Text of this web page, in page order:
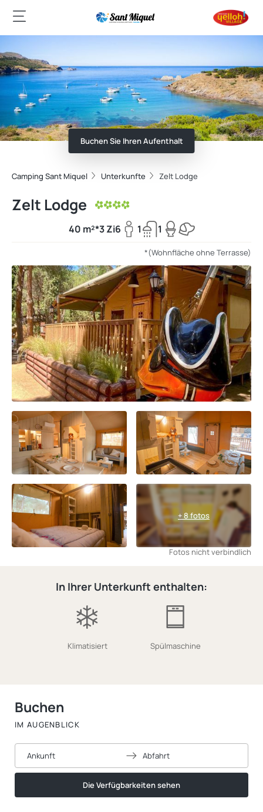
Buchen Sie Ihren Aufenthalt
Camping Sant Miquel Unterkunfte Zelt Lodge
Zelt Lodge
40 m²*3 Zi6 1 1
*(Wohnfläche ohne Terrasse)
+ 8 fotos
Fotos nicht verbindlich
In Ihrer Unterkunft enthalten:
Klimatisiert Spülmaschine
Buchen
IM AUGENBLICK
Ankunft Abfahrt
Die Verfügbarkeiten sehen